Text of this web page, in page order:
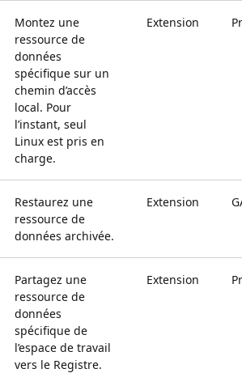
Montez une
ressource de
données
spécifique sur un
chemin d’accès
local. Pour
l’instant, seul
Linux est pris en
charge.
Extension
Restaurez une
ressource de
données archivée.
Extension
Partagez une
ressource de
données
spécifique de
l’espace de travail
vers le Registre.
Extension